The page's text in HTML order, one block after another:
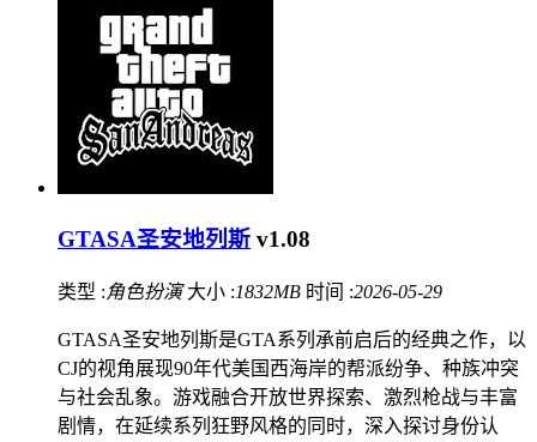
GTASA圣安地列斯 v1.08
类型 :角色扮演 大小 :1832MB 时间 :2026-05-29
GTASA圣安地列斯是GTA系列承前启后的经典之作，以
CJ的视角展现90年代美国西海岸的帮派纷争、种族冲突
与社会乱象。游戏融合开放世界探索、激烈枪战与丰富
剧情，在延续系列狂野风格的同时，深入探讨身份认